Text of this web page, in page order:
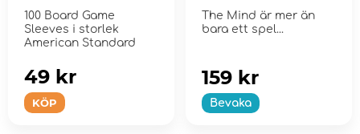
100 Board Game
Sleeves i storlek
American Standard
KÖP
49 kr
The Mind är mer än
bara ett spel...
Bevaka
159 kr